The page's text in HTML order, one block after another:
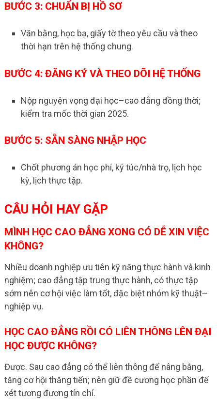
BƯỚC 3: CHUẨN BỊ HỒ SƠ
Văn bằng, học bạ, giấy tờ theo yêu cầu và theo
thời hạn trên hệ thống chung.
BƯỚC 4: ĐĂNG KÝ VÀ THEO DÕI HỆ THỐNG
Nộp nguyện vọng đại học–cao đẳng đồng thời;
kiểm tra mốc thời gian 2025.
BƯỚC 5: SẴN SÀNG NHẬP HỌC
Chốt phương án học phí, ký túc/nhà trọ, lịch học
kỳ, lịch thực tập.
CÂU HỎI HAY GẶP
MÌNH HỌC CAO ĐẲNG XONG CÓ DỄ XIN VIỆC
KHÔNG?
Nhiều doanh nghiệp ưu tiên kỹ năng thực hành và kinh
nghiệm; cao đẳng tập trung thực hành, có thực tập
sớm nên cơ hội việc làm tốt, đặc biệt nhóm kỹ thuật–
nghiệp vụ.
HỌC CAO ĐẲNG RỒI CÓ LIÊN THÔNG LÊN ĐẠI
HỌC ĐƯỢC KHÔNG?
Được. Sau cao đẳng có thể liên thông để nâng bằng,
tăng cơ hội thăng tiến; nên giữ đề cương học phần để
xét tương đương tín chỉ.